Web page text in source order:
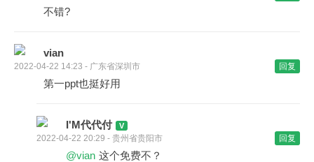
不错?
vian
2022-04-22 14:23 - 广东省深圳市 回复
第一ppt也挺好用
I'M代代付
2022-04-22 20:29 - 贵州省贵阳市 回复
@vian 这个免费不？